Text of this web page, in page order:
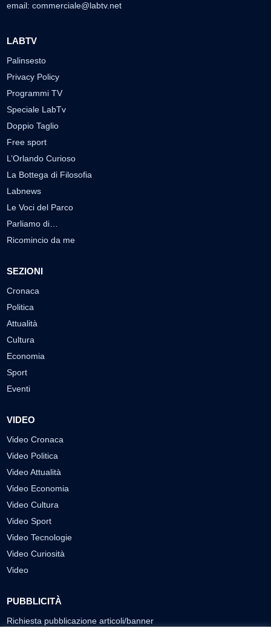
email: commerciale@labtv.net
LABTV
Palinsesto
Privacy Policy
Programmi TV
Speciale LabTv
Doppio Taglio
Free sport
L’Orlando Curioso
La Bottega di Filosofia
Labnews
Le Voci del Parco
Parliamo di…
Ricomincio da me
SEZIONI
Cronaca
Politica
Attualità
Cultura
Economia
Sport
Eventi
VIDEO
Video Cronaca
Video Politica
Video Attualità
Video Economia
Video Cultura
Video Sport
Video Tecnologie
Video Curiosità
Video
PUBBLICITÀ
Richiesta pubblicazione articoli/banner